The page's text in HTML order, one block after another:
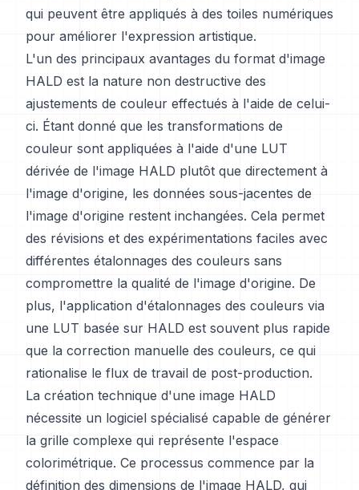
qui peuvent être appliqués à des toiles numériques
pour améliorer l'expression artistique.
L'un des principaux avantages du format d'image
HALD est la nature non destructive des
ajustements de couleur effectués à l'aide de celui-
ci. Étant donné que les transformations de
couleur sont appliquées à l'aide d'une LUT
dérivée de l'image HALD plutôt que directement à
l'image d'origine, les données sous-jacentes de
l'image d'origine restent inchangées. Cela permet
des révisions et des expérimentations faciles avec
différentes étalonnages des couleurs sans
compromettre la qualité de l'image d'origine. De
plus, l'application d'étalonnages des couleurs via
une LUT basée sur HALD est souvent plus rapide
que la correction manuelle des couleurs, ce qui
rationalise le flux de travail de post-production.
La création technique d'une image HALD
nécessite un logiciel spécialisé capable de générer
la grille complexe qui représente l'espace
colorimétrique. Ce processus commence par la
définition des dimensions de l'image HALD, qui